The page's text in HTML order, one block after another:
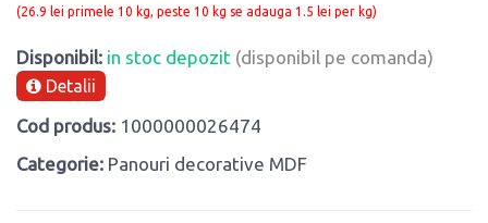
(26.9 lei primele 10 kg, peste 10 kg se adauga 1.5 lei per kg)
Disponibil: in stoc depozit (disponibil pe comanda)
Detalii
Cod produs: 1000000026474
Categorie: Panouri decorative MDF